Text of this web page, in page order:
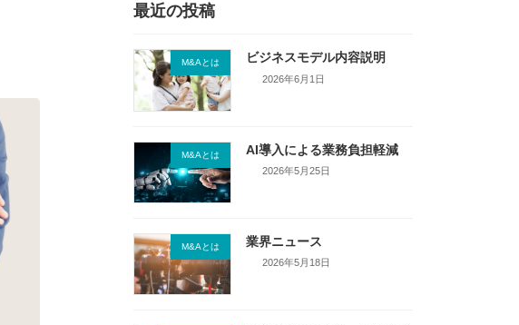
最近の投稿
M&Aとは ビジネスモデル内容説明
2026年6月1日
M&Aとは AI導入による業務負担軽減
2026年5月25日
M&Aとは 業界ニュース
2026年5月18日